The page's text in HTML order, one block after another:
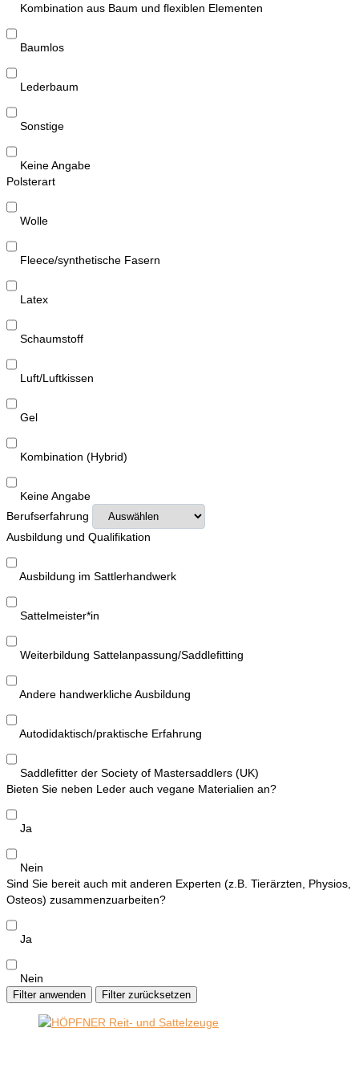
Kombination aus Baum und flexiblen Elementen
Baumlos
Lederbaum
Sonstige
Keine Angabe
Polsterart
Wolle
Fleece/synthetische Fasern
Latex
Schaumstoff
Luft/Luftkissen
Gel
Kombination (Hybrid)
Keine Angabe
Berufserfahrung
Ausbildung und Qualifikation
Ausbildung im Sattlerhandwerk
Sattelmeister*in
Weiterbildung Sattelanpassung/Saddlefitting
Andere handwerkliche Ausbildung
Autodidaktisch/praktische Erfahrung
Saddlefitter der Society of Mastersaddlers (UK)
Bieten Sie neben Leder auch vegane Materialien an?
Ja
Nein
Sind Sie bereit auch mit anderen Experten (z.B. Tierärzten, Physios,
Osteos) zusammenzuarbeiten?
Ja
Nein
Filter anwenden Filter zurücksetzen